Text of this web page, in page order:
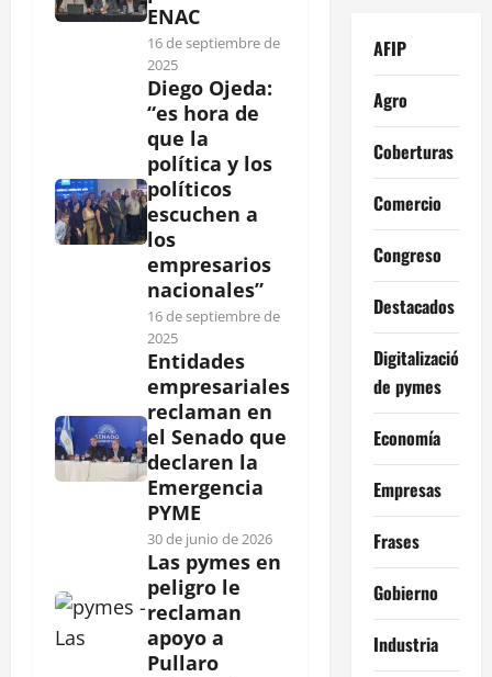
ENAC
16 de septiembre de
2025
Diego Ojeda:
“es hora de
que la
política y los
políticos
escuchen a
los
empresarios
nacionales”
16 de septiembre de
2025
Entidades
empresariales
reclaman en
el Senado que
declaren la
Emergencia
PYME
30 de junio de 2026
Las pymes en
peligro le
reclaman
apoyo a
Pullaro
AFIP
Agro
Coberturas
Comercio
Congreso
Destacados
Digitalización
de pymes
Economía
Empresas
Frases
Gobierno
Industria